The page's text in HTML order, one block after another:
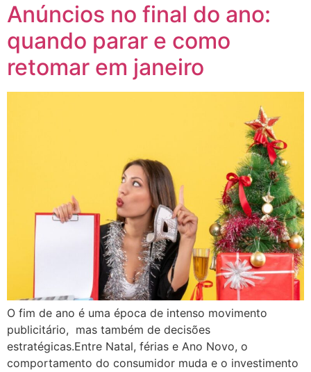
Anúncios no final do ano:
quando parar e como
retomar em janeiro
O fim de ano é uma época de intenso movimento
publicitário, mas também de decisões
estratégicas.Entre Natal, férias e Ano Novo, o
comportamento do consumidor muda e o investimento